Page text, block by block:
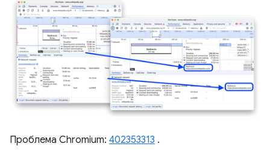
Проблема Chromium: 402353313 .